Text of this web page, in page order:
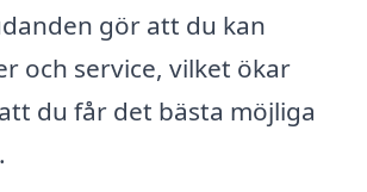
gör att du kan
och service, vilket ökar
du får det bästa möjliga